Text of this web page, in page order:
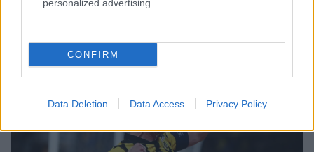
personalized advertising.
CONFIRM
Data Deletion Data Access Privacy Policy
ιστορία με την ΑΕΚ: Έφτασε Μανωλά και